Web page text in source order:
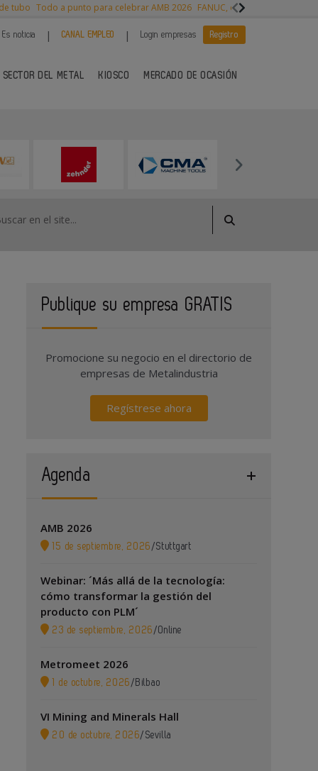
tubo Todo a punto para celebrar AMB 2026 FANUC, colaboración con
Es noticia | CANAL EMPLEO | Login empresas Registro
SECTOR DEL METAL KIOSCO MERCADO DE OCASIÓN
Publique su empresa GRATIS
Promocione su negocio en el directorio de
empresas de Metalindustria
Regístrese ahora
Agenda
AMB 2026
15 de septiembre, 2026 /Stuttgart
Webinar: ´Más allá de la tecnología:
cómo transformar la gestión del
producto con PLM´
23 de septiembre, 2026 /Online
Metromeet 2026
1 de octubre, 2026 / Bilbao
VI Mining and Minerals Hall
20 de octubre, 2026/ Sevilla